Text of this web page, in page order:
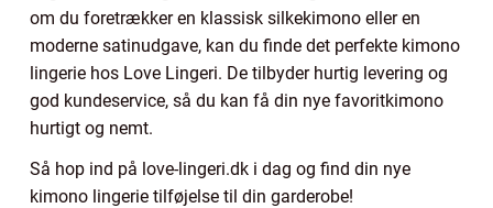
om du foretrækker en klassisk silkekimono eller en
moderne satinudgave, kan du finde det perfekte kimono
lingerie hos Love Lingeri. De tilbyder hurtig levering og
god kundeservice, så du kan få din nye favoritkimono
hurtigt og nemt.
Så hop ind på love-lingeri.dk i dag og find din nye
kimono lingerie tilføjelse til din garderobe!